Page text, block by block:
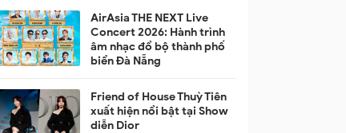
AirAsia THE NEXT Live
Concert 2026: Hành trình
âm nhạc đổ bộ thành phố
biển Đà Nẵng
Friend of House Thuỳ Tiên
xuất hiện nổi bật tại Show
diễn Dior